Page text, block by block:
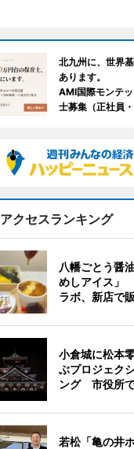
北九州に、世界
あります。
AMI国際モンテ
士募集（正社員・
アクセスランキング
八幡ごとう醤
めしアイス」
ラボ、新店で
小倉城に松本
ぶプロジェク
ング 市役所
若松「亀の井